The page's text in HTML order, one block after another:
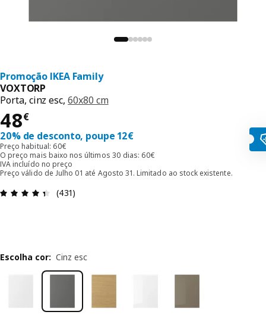
Promoção IKEA Family
VOXTORP
Porta, cinz esc,60x80 cm
48€
Preço 48€
20% de desconto, poupe 12€
Preço habitual: 60€
O preço mais baixo nos últimos 30 dias: 60€
IVA incluído no preço
Preço válido de Julho 01 até Agosto 31. Limitado ao stock existente.
Avaliações: 4.4 de 5 estrelas. Total de
(431)
Escolha cor: Cinz esc